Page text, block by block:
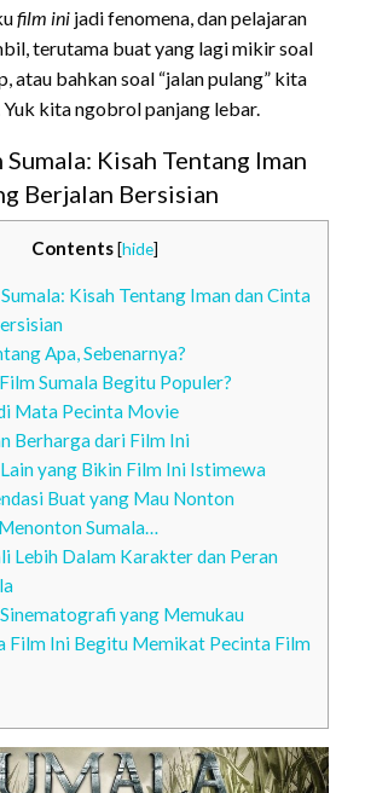
film ini jadi fenomena, dan pelajaran
terutama buat yang lagi mikir soal
atau bahkan soal “jalan pulang” kita
Yuk kita ngobrol panjang lebar.
Kisah Tentang Iman
Berjalan Bersisian
Contents [hide]
Kisah Tentang Iman dan Cinta
Apa, Sebenarnya?
Sumala Begitu Populer?
Mata Pecinta Movie
Berharga dari Film Ini
yang Bikin Film Ini Istimewa
Buat yang Mau Nonton
Sumala…
Lebih Dalam Karakter dan Peran
yang Memukau
Film Ini Begitu Memikat Pecinta Film